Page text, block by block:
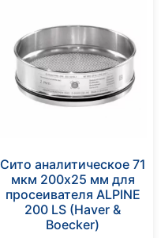
Сито аналитическое 71
мкм 200х25 мм для
просеивателя ALPINE
200 LS (Haver &
Boecker)